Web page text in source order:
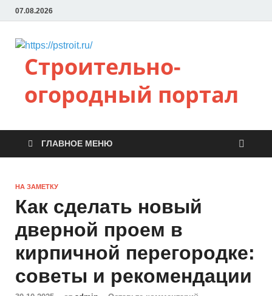
07.08.2026
Строительно-
огородный портал
ГЛАВНОЕ МЕНЮ
НА ЗАМЕТКУ
Как сделать новый
дверной проем в
кирпичной перегородке:
советы и рекомендации